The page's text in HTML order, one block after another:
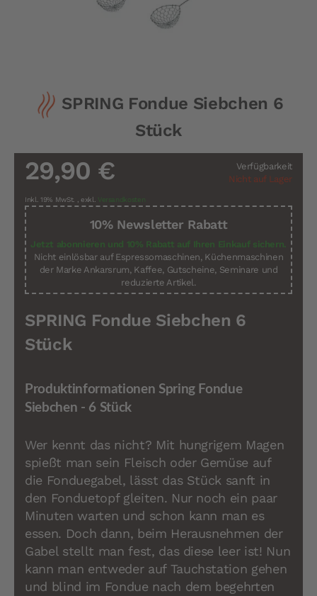
Anfang
SPRING Fondue Siebchen 6
Stück
Verfügbarkeit
Nicht auf Lager
29,90 €
Inkl. 19% MwSt. , exkl. Versandkosten
10% Newsletter Rabatt
Jetzt abonnieren und 10% Rabatt auf Ihren Einkauf sichern.
Nicht einlösbar auf Espressomaschinen, Küchenmaschinen
der Marke Ankarsrum, Kaffee, Gutscheine, Seminare und
reduzierte Artikel.
SPRING Fondue Siebchen 6
Stück
Produktinformationen Spring Fondue
Siebchen - 6 Stück
Wer kennt das nicht? Mit hungrigem Magen
spießt man sein Fleisch oder Gemüse auf
die Fonduegabel, lässt das Stück sanft in
den Fonduetopf gleiten. Nur noch ein paar
Minuten warten und schon kann man es
essen. Doch dann, beim Herausnehmen der
Gabel stellt man fest, das diese leer ist! Nun
kann man entweder auf Tauchstation gehen
und blind im Fondue nach dem begehrten